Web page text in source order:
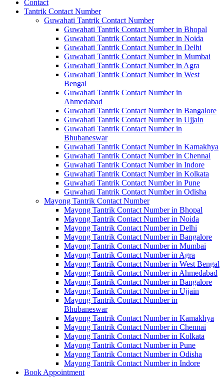
Contact
Tantrik Contact Number
Guwahati Tantrik Contact Number
Guwahati Tantrik Contact Number in Bhopal
Guwahati Tantrik Contact Number in Noida
Guwahati Tantrik Contact Number in Delhi
Guwahati Tantrik Contact Number in Mumbai
Guwahati Tantrik Contact Number in Agra
Guwahati Tantrik Contact Number in West
Bengal
Guwahati Tantrik Contact Number in
Ahmedabad
Guwahati Tantrik Contact Number in Bangalore
Guwahati Tantrik Contact Number in Ujjain
Guwahati Tantrik Contact Number in
Bhubaneswar
Guwahati Tantrik Contact Number in Kamakhya
Guwahati Tantrik Contact Number in Chennai
Guwahati Tantrik Contact Number in Indore
Guwahati Tantrik Contact Number in Kolkata
Guwahati Tantrik Contact Number in Pune
Guwahati Tantrik Contact Number in Odisha
Mayong Tantrik Contact Number
Mayong Tantrik Contact Number in Bhopal
Mayong Tantrik Contact Number in Noida
Mayong Tantrik Contact Number in Delhi
Mayong Tantrik Contact Number in Bangalore
Mayong Tantrik Contact Number in Mumbai
Mayong Tantrik Contact Number in Agra
Mayong Tantrik Contact Number in West Bengal
Mayong Tantrik Contact Number in Ahmedabad
Mayong Tantrik Contact Number in Bangalore
Mayong Tantrik Contact Number in Ujjain
Mayong Tantrik Contact Number in
Bhubaneswar
Mayong Tantrik Contact Number in Kamakhya
Mayong Tantrik Contact Number in Chennai
Mayong Tantrik Contact Number in Kolkata
Mayong Tantrik Contact Number in Pune
Mayong Tantrik Contact Number in Odisha
Mayong Tantrik Contact Number in Indore
Book Appointment